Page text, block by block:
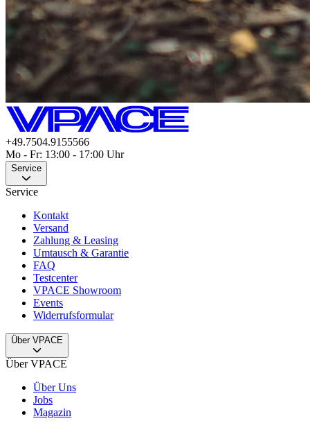
+49.7504.9155566
Mo - Fr: 13:00 - 17:00 Uhr
Service
Service
Kontakt
Versand
Zahlung & Leasing
Umtausch & Garantie
FAQ
Testcenter
VPACE Showroom
Events
Widerrufsformular
Über VPACE
Über VPACE
Über Uns
Jobs
Magazin